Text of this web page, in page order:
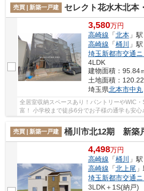
売買 | 新築一戸建
セレクト花水木北本・中丸2丁目 新
3,580万円
高崎線 「北本 」
高崎線 「桶川
」
4LDK
建物面積：95.84
土地面積：
埼玉県北本市中丸
全居室収納スペースあり！パントリーやWIC
富！ 小学校まで徒歩6分でお子様の通学も安心
売買 | 新築一戸建
桶川市北12期 新築戸
4,498万円
高崎線 「桶川
」
高崎線 「北上尾
3LDK＋1S(納戸)